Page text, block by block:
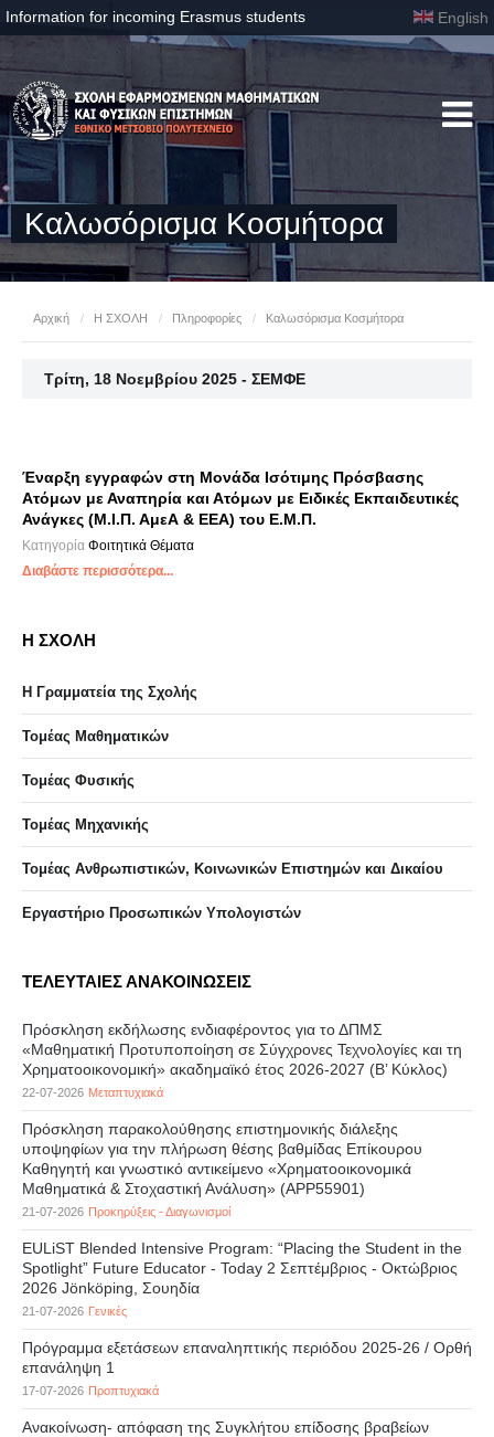
Information for incoming Erasmus students English
Καλωσόρισμα Κοσμήτορα
Αρχική / Η ΣΧΟΛΗ / Πληροφορίες / Καλωσόρισμα Κοσμήτορα
Τρίτη, 18 Νοεμβρίου 2025 - ΣΕΜΦΕ
Έναρξη εγγραφών στη Μονάδα Ισότιμης Πρόσβασης
Ατόμων με Αναπηρία και Ατόμων με Ειδικές Εκπαιδευτικές
Ανάγκες (Μ.Ι.Π. ΑμεΑ & ΕΕΑ) του Ε.Μ.Π.
Κατηγορία Φοιτητικά Θέματα
Διαβάστε περισσότερα...
Η ΣΧΟΛΗ
Η Γραμματεία της Σχολής
Τομέας Μαθηματικών
Τομέας Φυσικής
Τομέας Μηχανικής
Τομέας Ανθρωπιστικών, Κοινωνικών Επιστημών και Δικαίου
Eργαστήριo Προσωπικών Υπολογιστών
ΤΕΛΕΥΤΑΙΕΣ ΑΝΑΚΟΙΝΩΣΕΙΣ
Πρόσκληση εκδήλωσης ενδιαφέροντος για το ΔΠΜΣ
«Μαθηματική Προτυποποίηση σε Σύγχρονες Τεχνολογίες και τη
Χρηματοοικονομική» ακαδημαϊκό έτος 2026-2027 (B’ Kύκλος)
22-07-2026 Μεταπτυχιακά
Πρόσκληση παρακολούθησης επιστημονικής διάλεξης
υποψηφίων για την πλήρωση θέσης βαθμίδας Επίκουρου
Καθηγητή και γνωστικό αντικείμενο «Χρηματοοικονομικά
Μαθηματικά & Στοχαστική Ανάλυση» (APP55901)
21-07-2026 Προκηρύξεις - Διαγωνισμοί
EULiST Blended Intensive Program: “Placing the Student in the
Spotlight” Future Educator - Today 2 Σεπτέμβριος - Οκτώβριος
2026 Jönköping, Σουηδία
21-07-2026 Γενικές
Πρόγραμμα εξετάσεων επαναληπτικής περιόδου 2025-26 / Ορθή
επανάληψη 1
17-07-2026 Προπτυχιακά
Ανακοίνωση- απόφαση της Συγκλήτου επίδοσης βραβείων